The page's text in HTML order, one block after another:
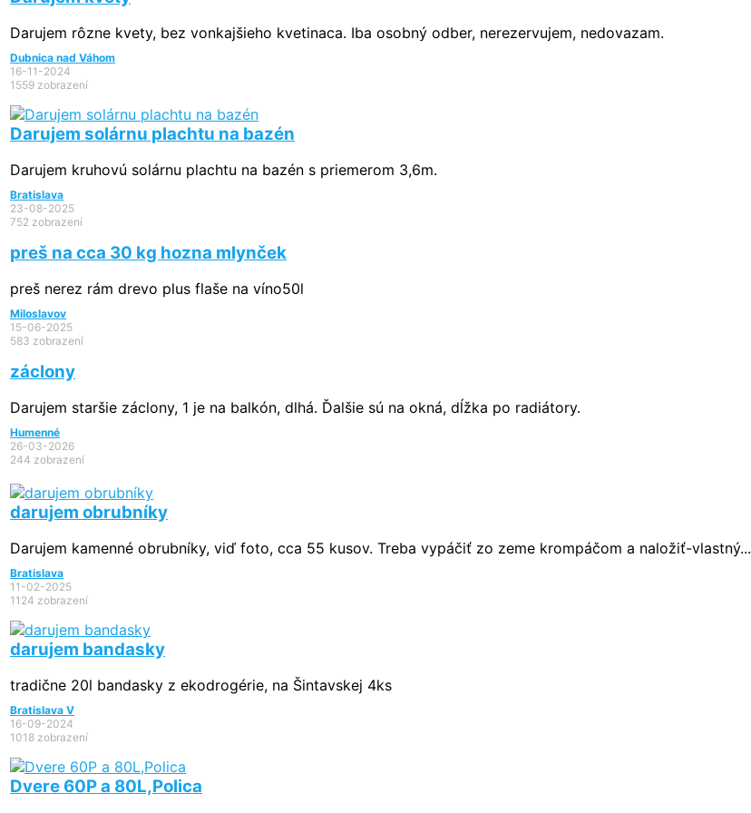
Darujem rôzne kvety, bez vonkajšieho kvetinaca. Iba osobný odber, nerezervujem, nedovazam.
Dubnica nad Váhom
16-11-2024
1559 zobrazení
Darujem solárnu plachtu na bazén
Darujem kruhovú solárnu plachtu na bazén s priemerom 3,6m.
Bratislava
23-08-2025
752 zobrazení
preš na cca 30 kg hozna mlynček
preš nerez rám drevo plus flaše na víno50l
Miloslavov
15-06-2025
583 zobrazení
záclony
Darujem staršie záclony, 1 je na balkón, dlhá. Ďalšie sú na okná, dĺžka po radiátory.
Humenné
26-03-2026
244 zobrazení
darujem obrubníky
Darujem kamenné obrubníky, viď foto, cca 55 kusov. Treba vypáčiť zo zeme krompáčom a naložiť-vlastný...
Bratislava
11-02-2025
1124 zobrazení
darujem bandasky
tradične 20l bandasky z ekodrogérie, na Šintavskej 4ks
Bratislava V
16-09-2024
1018 zobrazení
Dvere 60P a 80L,Polica